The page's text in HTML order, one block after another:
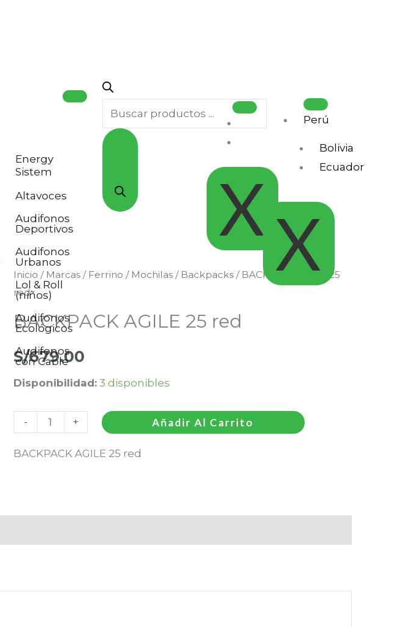
Energy
Sistem
Altavoces
Audifonos
Deportivos
Audifonos
Urbanos
Lol & Roll
(niños)
Audifonos
Ecológicos
Audifonos
con Cable
X
Perú
Bolivia
Ecuador
X
Inicio / Marcas / Ferrino / Mochilas / Backpacks / BACKPACK AGILE 25
red
BACKPACK AGILE 25 red
S/679.00
Disponibilidad: 3 disponibles
-
BACKPACK
AGILE
25
red
cantidad
+ Añadir Al Carrito
BACKPACK AGILE 25 red